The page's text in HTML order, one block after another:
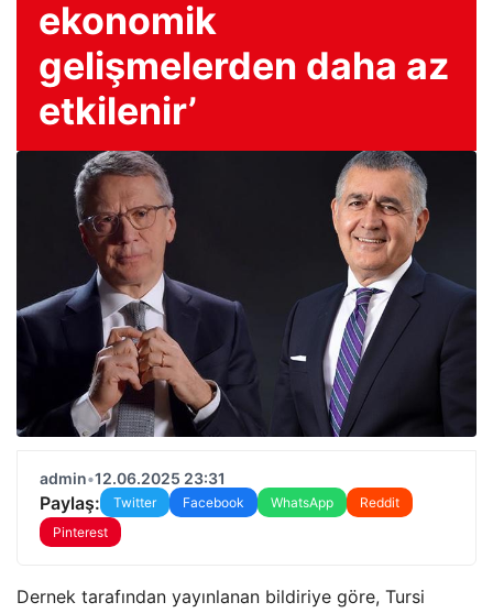
ekonomik
gelişmelerden daha az
etkilenir’
admin•12.06.2025 23:31
Paylaş: Twitter Facebook WhatsApp
Reddit
Pinterest
Dernek tarafından yayınlanan bildiriye göre, Tursi